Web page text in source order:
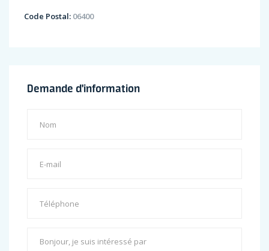
Code Postal: 06400
Demande d'information